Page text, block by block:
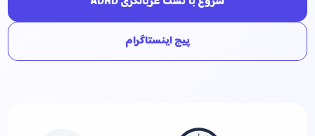
پیج اینستاگرام